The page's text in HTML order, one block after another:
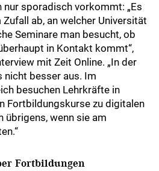
sporadisch vorkommt: „Es
ab, an welcher Universität
Seminare man besucht, ob
in Kontakt kommt“,
mit Zeit Online. „In der
nicht besser aus. Im
besuchen Lehrkräfte in
Fortbildungskurse zu digitalen
übrigens, wenn sie am
Fortbildungen